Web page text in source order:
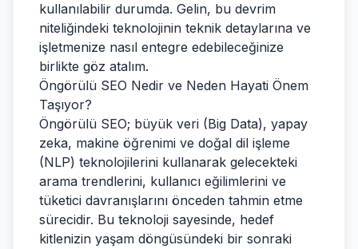
kullanılabilir durumda. Gelin, bu devrim
niteliğindeki teknolojinin teknik detaylarına ve
işletmenize nasıl entegre edebileceğinize
birlikte göz atalım.
Öngörülü SEO Nedir ve Neden Hayati Önem
Taşıyor?
Öngörülü SEO; büyük veri (Big Data), yapay
zeka, makine öğrenimi ve doğal dil işleme
(NLP) teknolojilerini kullanarak gelecekteki
arama trendlerini, kullanıcı eğilimlerini ve
tüketici davranışlarını önceden tahmin etme
sürecidir. Bu teknoloji sayesinde, hedef
kitlenizin yaşam döngüsündeki bir sonraki